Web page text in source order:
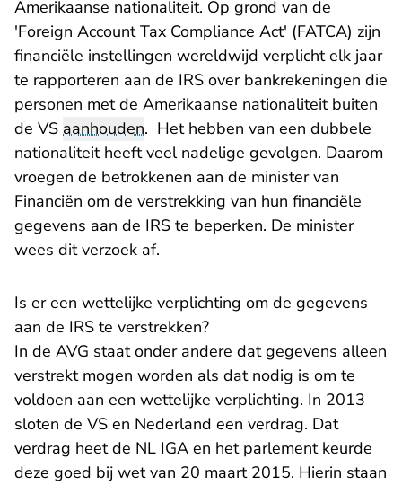
Amerikaanse nationaliteit. Op grond van de
'Foreign Account Tax Compliance Act' (FATCA) zijn
financiële instellingen wereldwijd verplicht elk jaar
te rapporteren aan de IRS over bankrekeningen die
personen met de Amerikaanse nationaliteit buiten
de VS aanhouden. Het hebben van een dubbele
nationaliteit heeft veel nadelige gevolgen. Daarom
vroegen de betrokkenen aan de minister van
Financiën om de verstrekking van hun financiële
gegevens aan de IRS te beperken. De minister
wees dit verzoek af.
Is er een wettelijke verplichting om de gegevens
aan de IRS te verstrekken?
In de AVG staat onder andere dat gegevens alleen
verstrekt mogen worden als dat nodig is om te
voldoen aan een wettelijke verplichting. In 2013
sloten de VS en Nederland een verdrag. Dat
verdrag heet de NL IGA en het parlement keurde
deze goed bij wet van 20 maart 2015. Hierin staan